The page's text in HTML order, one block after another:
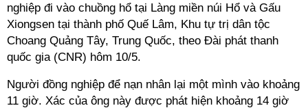
nghiệp đi vào chuồng hổ tại Làng miền núi Hổ và Gấu
Xiongsen tại thành phố Quế Lâm, Khu tự trị dân tộc
Choang Quảng Tây, Trung Quốc, theo Đài phát thanh
quốc gia (CNR) hôm 10/5.
Người đồng nghiệp để nạn nhân lại một mình vào khoảng
11 giờ. Xác của ông này được phát hiện khoảng 14 giờ